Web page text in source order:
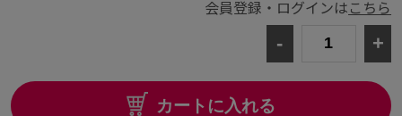
会員登録・ログインはこちら
- +
カートに入れる